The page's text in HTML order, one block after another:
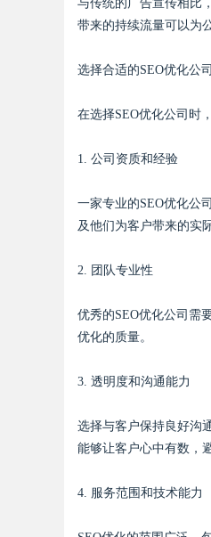
ar
与传统的广告宣传相比
带来的持续流量可以为
选择合适的SEO优化公司
在选择SEO优化公司时
1. 公司资质和经验
一家专业的SEO优化公
及他们为客户带来的实
2. 团队专业性
优秀的SEO优化公司需
优化的质量。
3. 透明度和沟通能力
选择与客户保持良好沟
能够让客户心中有数，
4. 服务范围和技术能力